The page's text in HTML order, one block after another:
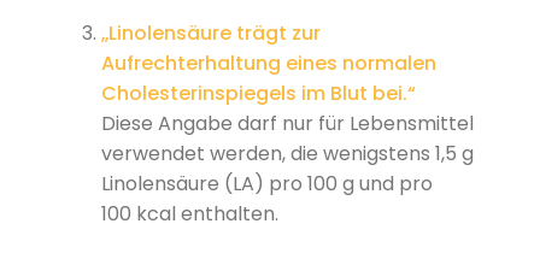
„Linolensäure trägt zur
Aufrechterhaltung eines normalen
Cholesterinspiegels im Blut bei.“
Diese Angabe darf nur für Lebensmittel
verwendet werden, die wenigstens 1,5 g
Linolensäure (LA) pro 100 g und pro
100 kcal enthalten.